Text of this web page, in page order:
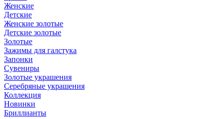
Женские
Детские
Женские золотые
Детские золотые
Золотые
Зажимы для галстука
Запонки
Сувениры
Золотые украшения
Серебряные украшения
Коллекция
Новинки
Бриллианты